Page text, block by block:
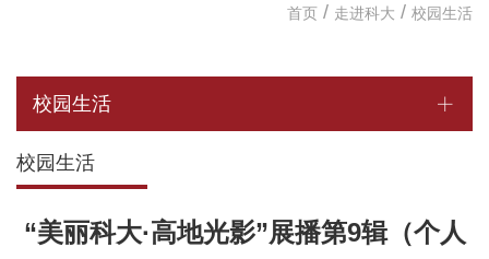
首页 / 走进科大 / 校园生活
校园生活
校园生活
“美丽科大·高地光影”展播第9辑（个人